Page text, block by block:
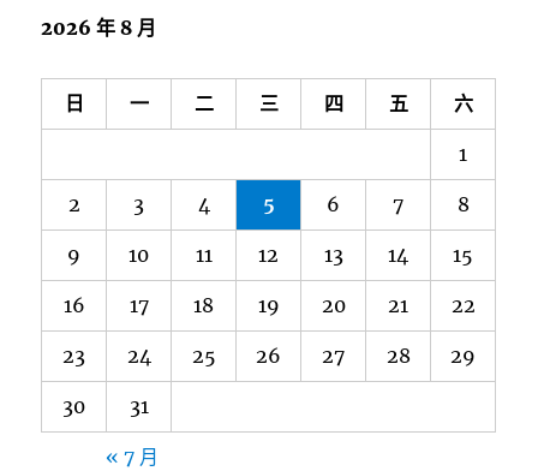
2026 年 8 月
日 一 二 三 四 五 六
1
2 3 4 5 6 7 8
9 10 11 12 13 14 15
16 17 18 19 20 21 22
23 24 25 26 27 28 29
30 31
« 7 月